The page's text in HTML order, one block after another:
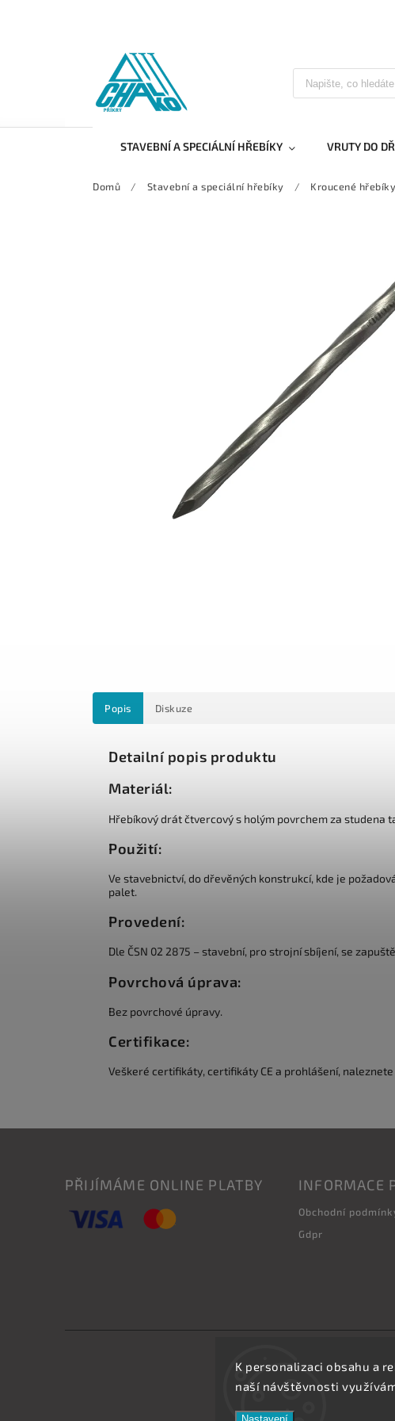
K personalizaci obsahu a
naší návštěvnosti
STAVEBNÍ A SPECIÁLNÍ HŘEBÍKY VRUTY DO
Domů / Stavební a speciální hřebíky / Kroucené
Popis Diskuze
Detailní popis produktu
Materiál:
Hřebíkový drát čtvercový s holým povrchem za studena
Použití:
Ve stavebnictví, do dřevěných konstrukcí, kde je
palet.
Provedení:
Dle ČSN 02 2875 – stavební, pro strojní sbíjení, se
Povrchová úprava:
Bez povrchové úpravy.
Certifikace:
Veškeré certifikáty, certifikáty CE a prohlášení, naleznete
PŘIJÍMÁME ONLINE PLATBY INFORMACE
Obchodní
Gdpr